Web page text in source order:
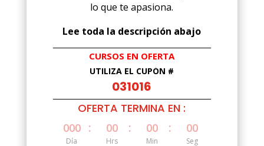
lo que te apasiona.
Lee toda la descripción abajo
CURSOS EN OFERTA
UTILIZA EL CUPÓN #
031016
OFERTA TERMINA EN :
000
Día
: 00
Hrs
: 00
Min
: 00
Seg